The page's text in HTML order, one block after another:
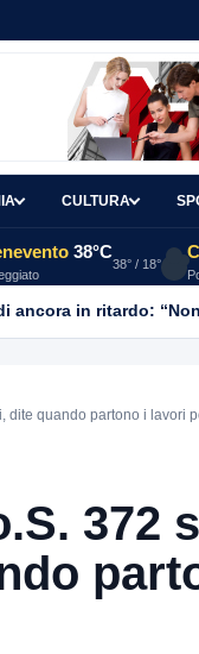
CULTURA
38°C
38° / 18°
ancora in ritardo:
dite quando partono i lavori
372